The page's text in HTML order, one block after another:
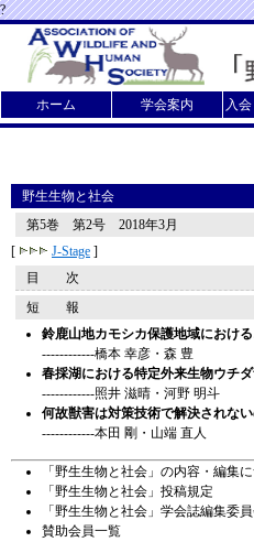
?
ホーム 学会案内 入
野生生物と社会
第5巻 第2号 2018年3月
[
J-Stage ]
目 次
短 報
鈴鹿山地カモシカ保護地域におけ
------------橋本 幸彦・森 豊
春採湖における特定外来生物ウチ
------------照井 滋晴・河野 明斗
何故獣害は対策技術で解決されな
------------本田 剛・山端 直人
「野生生物と社会」の内容・編集
「野生生物と社会」投稿規定
「野生生物と社会」学会誌編集委
賛助会員一覧